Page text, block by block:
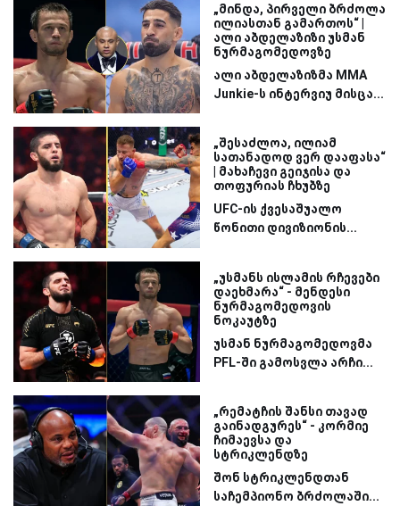
„მინდა, პირველი ბრძოლა
ილიასთან გამართოს“ |
ალი აბდელაზიზი უსმან
ნურმაგომედოვზე
ალი აბდელაზიზმა MMA
Junkie-ს ინტერვიუ მისცა...
„შესაძლოა, ილიამ
სათანადოდ ვერ დააფასა“
| მახაჩევი გეიჯისა და
თოფურიას ჩხუბზე
UFC-ის ქვესაშუალო
წონითი დივიზიონის...
„უსმანს ისლამის რჩევები
დაეხმარა“ - მენდესი
ნურმაგომედოვის
ნოკაუტზე
უსმან ნურმაგომედოვმა
PFL-ში გამოსვლა არჩი...
„რემატჩის შანსი თავად
გაინადგურეს“ - კორმიე
ჩიმაევსა და
სტრიკლენდზე
შონ სტრიკლენდთან
საჩემპიონო ბრძოლაში...